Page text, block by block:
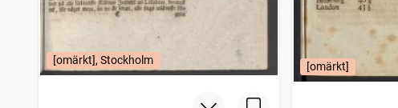
[omärkt], Stockholm
[omärkt]